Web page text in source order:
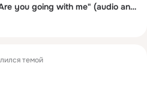
Pat Metheny & A.M.Jopek "Are you going with me" (audio and video restored)
темой